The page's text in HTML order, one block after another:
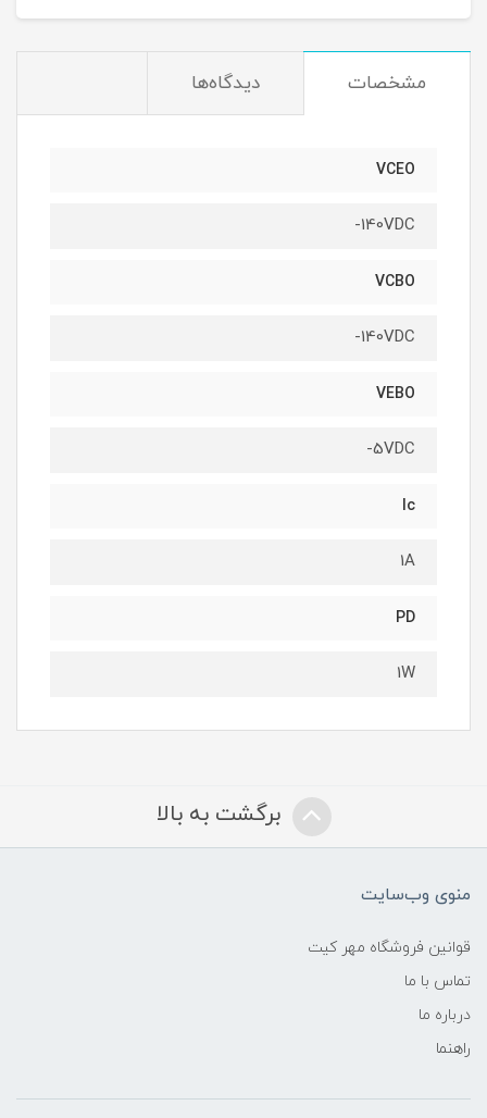
مشخصات دیدگاه‌ها
VCEO
140VDC-
VCBO
140VDC-
VEBO
5VDC-
Ic
1A
PD
1W
برگشت به بالا
منوی وب‌سایت
قوانین فروشگاه مهر کیت
تماس با ما
درباره ما
راهنما